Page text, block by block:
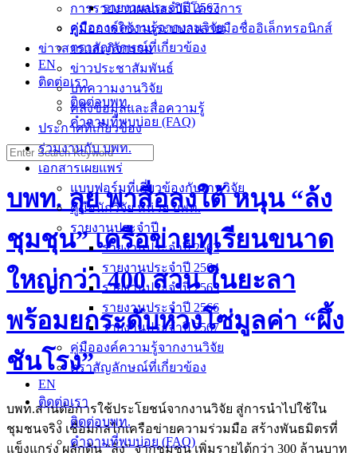
การรายงานผลและปิดโครงการ
คู่มือการใช้งานระบบลงลายมือชื่ออิเล็กทรอนิกส์
ข่าวสารและกิจกรรม
ข่าวประชาสัมพันธ์
บทความงานวิจัย
คลังข้อมูลและสื่อความรู้
ประกาศที่เกี่ยวข้อง
ร่วมงานกับ บพท.
เอกสารเผยแพร่
แบบฟอร์มที่เกี่ยวข้องกับงานวิจัย
คู่มือนักวิจัย หน่วย บพท.
รายงานประจำปี
รายงานประจำปี 2563
รายงานประจำปี 2564
รายงานประจำปี 2565
รายงานประจำปี 2566
รายงานประจำปี 2567
คู่มือองค์ความรู้จากงานวิจัย
ตราสัญลักษณ์ที่เกี่ยวข้อง
EN
ติดต่อเรา
ติดต่อบพท.
คำถามที่พบบ่อย (FAQ)
รายงานประจำปี 2567
คู่มือองค์ความรู้จากงานวิจัย
ตราสัญลักษณ์ที่เกี่ยวข้อง
EN
ติดต่อเรา
ติดต่อบพท.
คำถามที่พบบ่อย (FAQ)
Search
for:
บพท. ลุย พาสื่อลงใต้ หนุน “ล้ง
ชุมชุน” เครือข่ายทุเรียนขนาด
ใหญ่กว่า 400 สวน ในยะลา
พร้อมยกระดับห่วงโซ่มูลค่า “ผึ้ง
ชันโรง”
บพท.สานต่อการใช้ประโยชน์จากงานวิจัย สู่การนำไปใช้ใน
ชุมชนจริง เชื่อมกลไกเครือข่ายความร่วมมือ สร้างพันธมิตรที่
แข็งแกร่ง ผลักดัน “ล้ง” จากชุมชน เพิ่มรายได้กว่า 300 ล้านบาท